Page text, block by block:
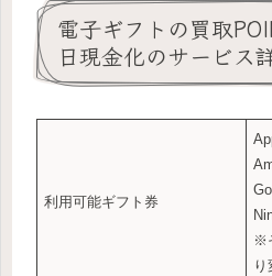
電子ギフトの買取
日現金化のサービス
利用可能ギフト券
※
り